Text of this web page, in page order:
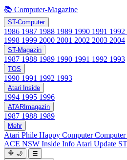
📚 Computer-Magazine
ST-Computer
1986 1987 1988 1989 1990 1991 1992
1998 1999 2000 2001 2002 2003 2004
ST-Magazin
1987 1988 1989 1990 1991 1992 1993
TOS
1990 1991 1992 1993
Atari Inside
1994 1995 1996
ATARImagazin
1987 1988 1989
Mehr
Atari Phile Happy Computer
ACE NSW Inside Info Atari Update
🌞 🌙
☰